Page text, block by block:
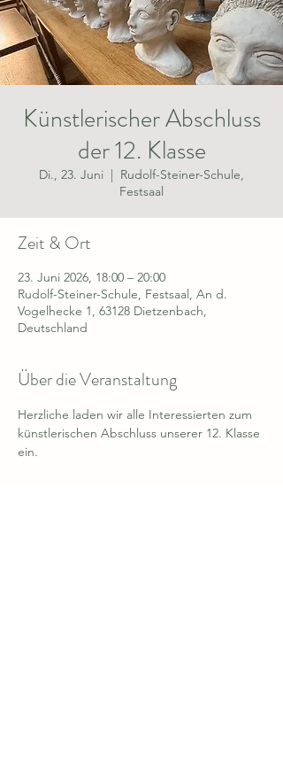
Künstlerischer Abschluss
der 12. Klasse
Di., 23. Juni
  |
Rudolf-Steiner-Schule,
Festsaal
Zeit & Ort
23. Juni 2026, 18:00 – 20:00
Rudolf-Steiner-Schule, Festsaal, An d.
Vogelhecke 1, 63128 Dietzenbach,
Deutschland
Über die Veranstaltung
Herzliche laden wir alle Interessierten zum
künstlerischen Abschluss unserer 12. Klasse
ein.